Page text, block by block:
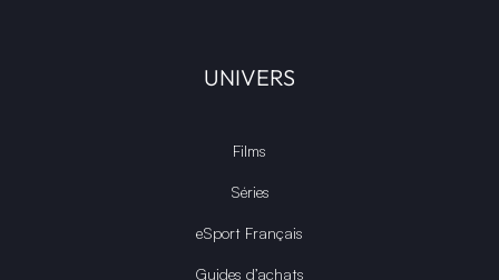
UNIVERS
Films
Séries
eSport Français
Guides d’achats